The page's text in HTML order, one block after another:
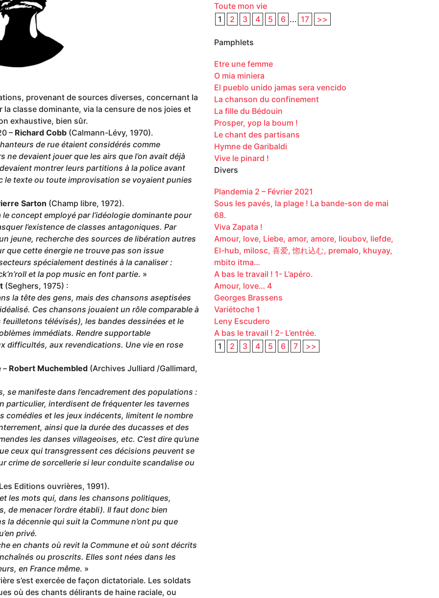
provenant de sources diverses, concernant la
classe dominante, via la censure de nos joies et
exhaustive, bien sûr.
– Richard Cobb (Calmann-Lévy, 1970).
de rue étaient considérés comme
ne devaient jouer que les airs que l’on avait déjà
montrer leurs partitions à la police avant
le texte ou toute improvisation se voyaient punies
Sarton (Champ libre, 1972).
concept employé par l’idéologie dominante pour
l’existence de classes antagoniques. Par
jeune, recherche des sources de libération autres
que cette énergie ne trouve pas son issue
spécialement destinés à la canaliser :
et la pop music en font partie. »
(Seghers, 1975) :
la tête des gens, mais des chansons aseptisées
Ces chansons jouaient un rôle comparable à
télévisés), les bandes dessinées et le
immédiats. Rendre supportable
difficultés, aux revendications. Une vie en rose
– Robert Muchembled (Archives Julliard /Gallimard,
se manifeste dans l’encadrement des populations :
particulier, interdisent de fréquenter les tavernes
comédies et les jeux indécents, limitent le nombre
ainsi que la durée des ducasses et des
les danses villageoises, etc. C’est dire qu’une
ceux qui transgressent ces décisions peuvent se
crime de sorcellerie si leur conduite scandalise ou
Editions ouvrières, 1991).
les mots qui, dans les chansons politiques,
menacer l’ordre établi). Il faut donc bien
décennie qui suit la Commune n’ont pu que
privé.
en chants où revit la Commune et où sont décrits
ou proscrits. Elles sont nées dans les
en France même. »
s’est exercée de façon dictatoriale. Les soldats
où des chants délirants de haine raciale, ou
Toute mon vie
1
2 3 4 5 6 ... 17 >>
Pamphlets
Etre une femme
O mia miniera
El pueblo unido jamas sera vencido
La chanson du confinement
La fille du Bédouin
Prosper, yop la boum !
Le chant des partisans
Hymne de Garibaldi
Vive le pinard !
Divers
Plandemia 2 – Février 2021
Sous les pavés, la plage ! La bande-son de mai
68.
Viva Zapata !
Amour, love, Liebe, amor, amore, lioubov, liefde,
El-hub, milosc, 喜爱, 惚れ込む, premalo, khuyay,
mbito itma…
A bas le travail ! 1- L’apéro.
Amour, love… 4
Georges Brassens
Variétoche 1
Leny Escudero
A bas le travail ! 2- L’entrée.
1
2 3 4 5 6 7 >>